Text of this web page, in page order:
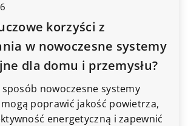
korzyści z
w nowoczesne systemy
dla domu i przemysłu?
nowoczesne systemy
poprawić jakość powietrza,
energetyczną i zapewnić